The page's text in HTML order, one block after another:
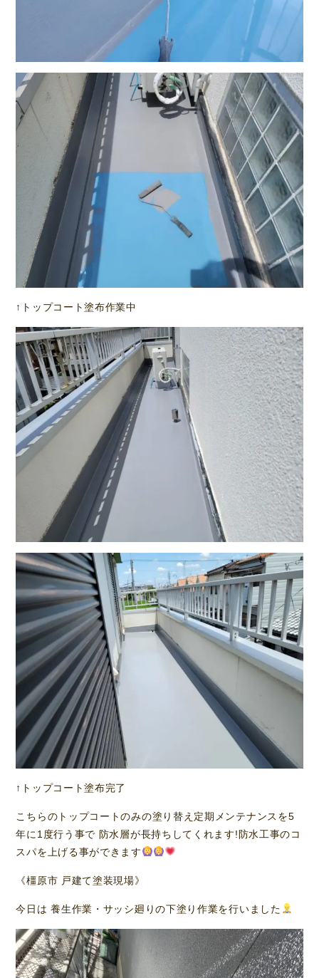
↑トップコート塗布作業中
↑トップコート塗布完了
こちらのトップコートのみの塗り替え定期メンテナンスを5
年に1度行う事で 防水層が長持ちしてくれます!防水工事のコ
スパを上げる事ができます
《橿原市 戸建て塗装現場》
今日は 養生作業・サッシ廻りの下塗り作業を行いました